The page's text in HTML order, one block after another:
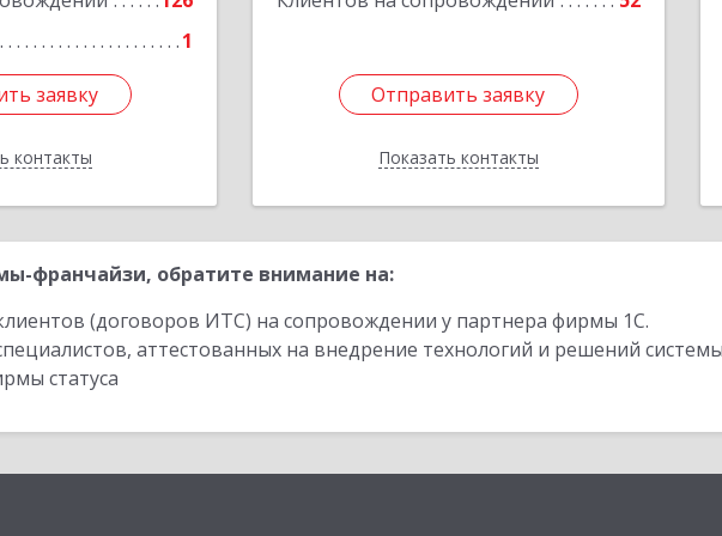
1
заявку
контакты
заявку Отправить заявку
Показать контакты
Отправить заявку
Назад
франчайзи, обратите внимание на:
(договоров ИТС) на сопровождении у партнера фирмы 1С.
аттестованных на внедрение технологий и решений
статуса